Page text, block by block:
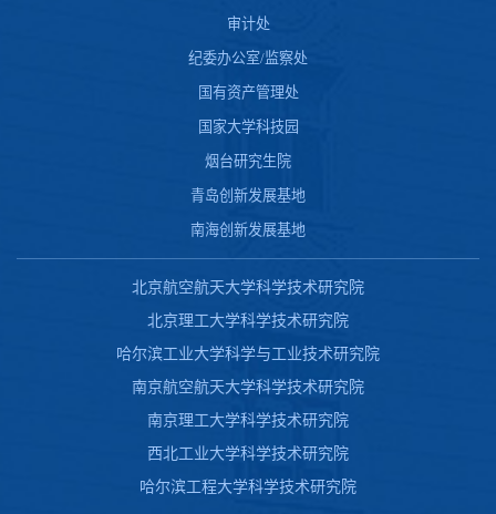
审计处
纪委办公室/监察处
国有资产管理处
国家大学科技园
烟台研究生院
青岛创新发展基地
南海创新发展基地
北京航空航天大学科学技术研究院
北京理工大学科学技术研究院
哈尔滨工业大学科学与工业技术研究院
南京航空航天大学科学技术研究院
南京理工大学科学技术研究院
西北工业大学科学技术研究院
哈尔滨工程大学科学技术研究院